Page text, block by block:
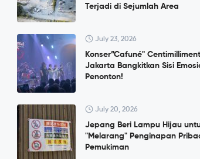
Terjadi di Sejumlah Area
July 23, 2026
Konser”Cafuné"
Jakarta Bangkitkan Sisi
Penonton!
July 20, 2026
Jepang Beri Lampu Hijau
"Melarang" Penginapan
Pemukiman